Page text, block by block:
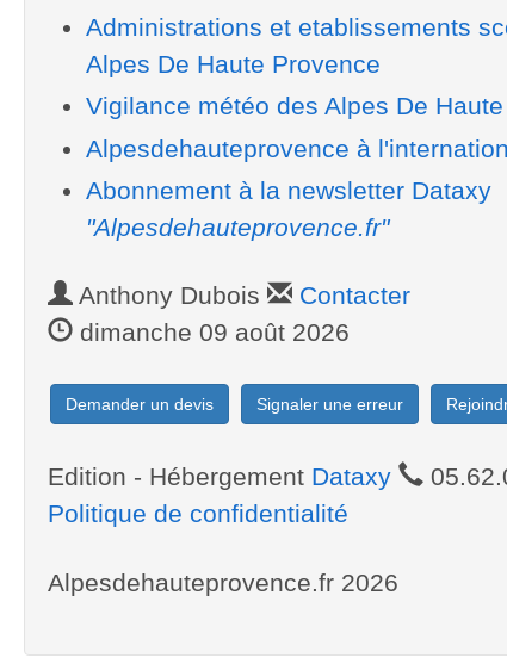
Administrations et etablissements
Alpes De Haute Provence
Vigilance météo des Alpes De
Alpesdehauteprovence à
Abonnement à la newsletter Dataxy
"Alpesdehauteprovence.fr"
Anthony Dubois
Contacter
dimanche 09 août 2026
Demander un devis Signaler une erreur
Edition - Hébergement Dataxy
Politique de confidentialité
Alpesdehauteprovence.fr 2026